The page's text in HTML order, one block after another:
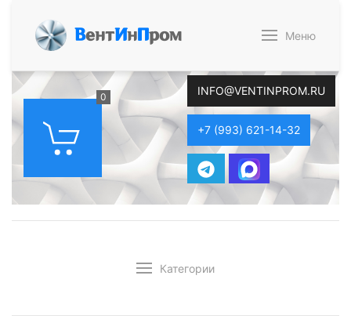
ВентИнПром Меню
0 INFO@VENTINPROM.RU
+7 (993) 621-14-32
Категории